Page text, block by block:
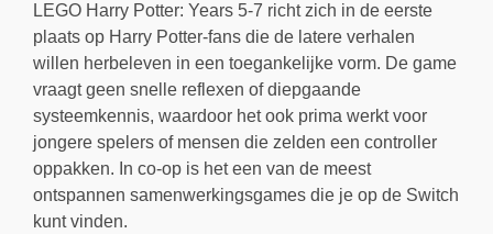
LEGO Harry Potter: Years 5-7 richt zich in de eerste
plaats op Harry Potter-fans die de latere verhalen
willen herbeleven in een toegankelijke vorm. De game
vraagt geen snelle reflexen of diepgaande
systeemkennis, waardoor het ook prima werkt voor
jongere spelers of mensen die zelden een controller
oppakken. In co-op is het een van de meest
ontspannen samenwerkingsgames die je op de Switch
kunt vinden.